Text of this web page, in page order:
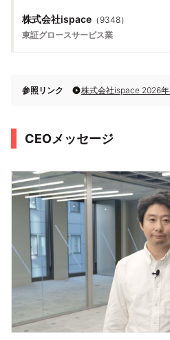
株式会社ispace （ 9348）
東証グロースサービス業
参照リンク 株式会社ispace 2026
CEOメッセージ